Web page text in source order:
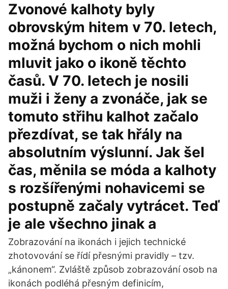
Zvonové kalhoty byly
obrovským hitem v 70. letech,
možná bychom o nich mohli
mluvit jako o ikoně těchto
časů. V 70. letech je nosili
muži i ženy a zvonáče, jak se
tomuto střihu kalhot začalo
přezdívat, se tak hřály na
absolutním výslunní. Jak šel
čas, měnila se móda a kalhoty
s rozšířenými nohavicemi se
postupně začaly vytrácet. Teď
je ale všechno jinak a
Zobrazování na ikonách i jejich technické
zhotovování se řídí přesnými pravidly – tzv.
„kánonem“. Zvláště způsob zobrazování osob na
ikonách podléhá přesným definicím,